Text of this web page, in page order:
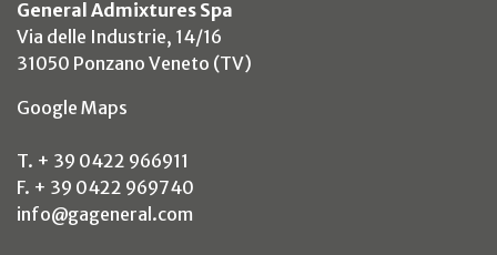
General Admixtures Spa
Via delle Industrie, 14/16
31050 Ponzano Veneto (TV)
Google Maps
T. + 39 0422 966911
F. + 39 0422 969740
info@gageneral.com